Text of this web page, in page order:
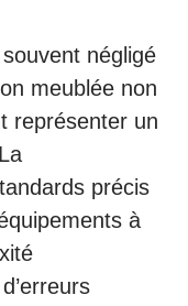
négligé
meublée non
représenter un
précis
à